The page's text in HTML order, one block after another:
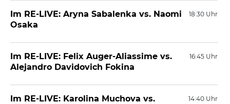
18:30 Uhr
Im RE-LIVE: Aryna Sabalenka vs. Naomi
Osaka
16:45 Uhr
Im RE-LIVE: Felix Auger-Aliassime vs.
Alejandro Davidovich Fokina
14:40 Uhr
Im RE-LIVE: Karolina Muchova vs.